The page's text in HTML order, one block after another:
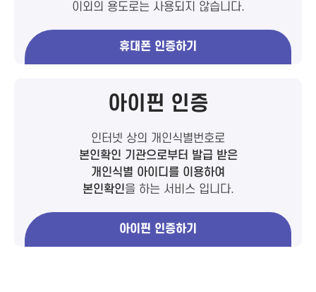
이외의 용도로는 사용되지 않습니다.
휴대폰 인증하기
아이핀 인증
인터넷 상의 개인식별번호로
본인확인 기관으로부터 발급 받은
개인식별 아이디를 이용하여
본인확인을 하는 서비스 입니다.
아이핀 인증하기